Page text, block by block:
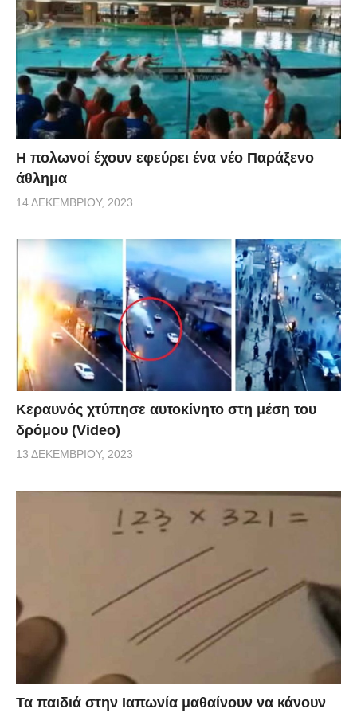
Η πολωνοί έχουν εφεύρει ένα νέο Παράξενο
άθλημα
14 ΔΕΚΕΜΒΡΊΟΥ, 2023
Κεραυνός χτύπησε αυτοκίνητο στη μέση του
δρόμου (Video)
13 ΔΕΚΕΜΒΡΊΟΥ, 2023
Τα παιδιά στην Ιαπωνία μαθαίνουν να κάνουν